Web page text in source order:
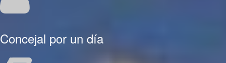
Concejal por un día